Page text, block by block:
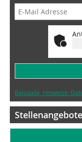
Beispiele, Hinweise:
Stellenangebote